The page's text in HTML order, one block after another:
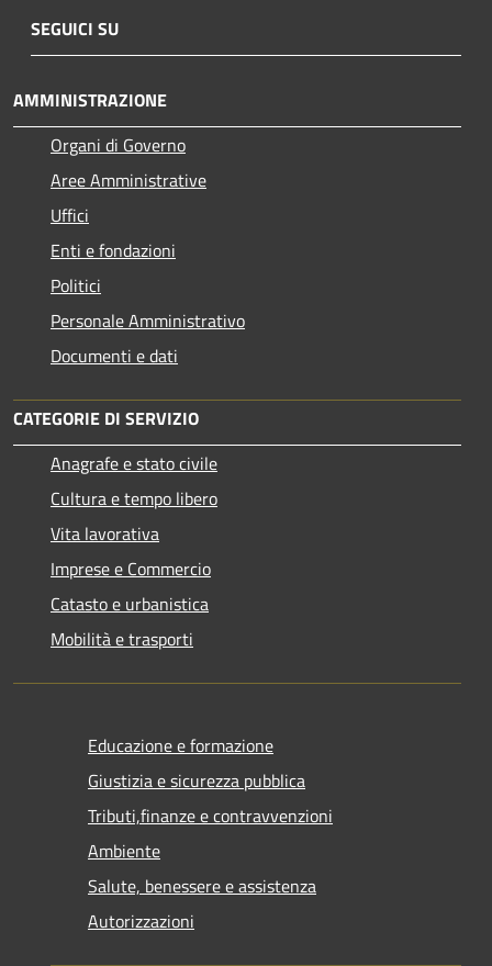
SEGUICI SU
AMMINISTRAZIONE
Organi di Governo
Aree Amministrative
Uffici
Enti e fondazioni
Politici
Personale Amministrativo
Documenti e dati
CATEGORIE DI SERVIZIO
Anagrafe e stato civile
Cultura e tempo libero
Vita lavorativa
Imprese e Commercio
Catasto e urbanistica
Mobilità e trasporti
Educazione e formazione
Giustizia e sicurezza pubblica
Tributi,finanze e contravvenzioni
Ambiente
Salute, benessere e assistenza
Autorizzazioni